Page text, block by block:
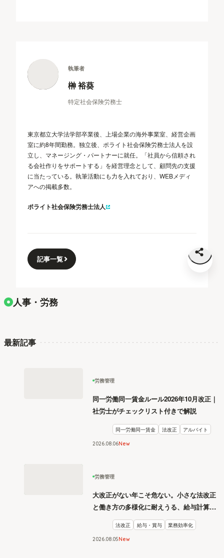
執筆者
榊 裕葵
特定社会保険労務士
東京都立大学法学部卒業後、上場企業の海外事業室、経営企画
室に約8年間勤務。独立後、ポライト社会保険労務士法人を設
立し、マネージング・パートナーに就任。「社員から信頼され
る会社作りをサポートする」を経営理念として、顧問先の支援
に当たっている。執筆活動にも力を入れており、WEBメディ
アへの掲載多数。
ポライト社会保険労務士法人
記事一覧
人事・労務
最新記事
労務管理
同一労働同一賃金ルール2026年10月改正｜
社労士がチェックリスト付きで解説
同一労働同一賃金 法改正 アルバイト
2026.08 06New
労務管理
大改正がない年こそ危ない。小さな法改正
と働き方の多様化に耐えうる、給与計算と
リスク管理
法改正 給与・賞与 業務効率化
2026.08 05New